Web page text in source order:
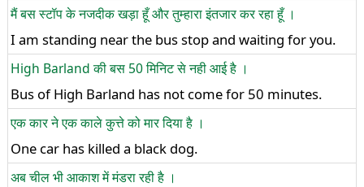
मैं बस स्टॉप के नजदीक खड़ा हूँ और तुम्हारा इंतजार कर रहा हूँ ।
I am standing near the bus stop and waiting for you.
High Barland की बस 50 मिनिट से नही आई है ।
Bus of High Barland has not come for 50 minutes.
एक कार ने एक काले कुत्ते को मार दिया है ।
One car has killed a black dog.
अब चील भी आकाश में मंडरा रही है ।